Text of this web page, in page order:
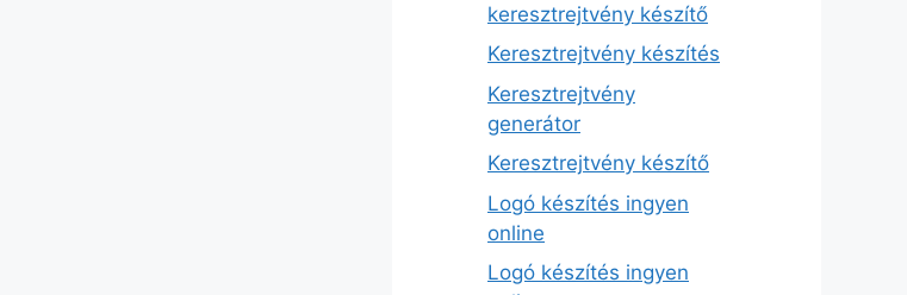
keresztrejtvény készítő
Keresztrejtvény készítés
Keresztrejtvény
generátor
Keresztrejtvény készítő
Logó készítés ingyen
online
Logó készítés ingyen